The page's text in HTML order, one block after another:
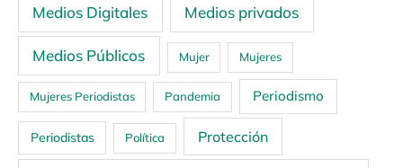
Medios Digitales Medios privados
Medios Públicos Mujer Mujeres
Mujeres Periodistas Pandemia Periodismo
Periodistas Política Protección